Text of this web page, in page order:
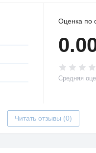
Оценка по
Средняя
Читать отзывы (0)